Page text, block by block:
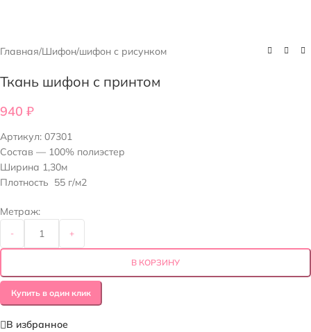
Главная/Шифон/шифон с рисунком
Ткань шифон с принтом
940 ₽
Артикул: 07301
Состав — 100% полиэстер
Ширина 1,30м
Плотность 55 г/м2
Метраж:
- +
В КОРЗИНУ
Купить в один клик
В избранное